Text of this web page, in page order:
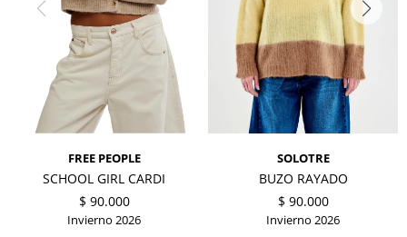
FREE PEOPLE
SCHOOL GIRL CARDI
$ 90.000
Invierno 2026
SOLOTRE
BUZO RAYADO
$ 90.000
Invierno 2026